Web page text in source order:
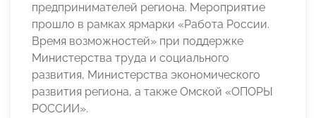
предпринимателей региона. Мероприятие
прошло в рамках ярмарки «Работа России.
Время возможностей» при поддержке
Министерства труда и социального
развития, Министерства экономического
развития региона, а также Омской «ОПОРЫ
РОССИИ».